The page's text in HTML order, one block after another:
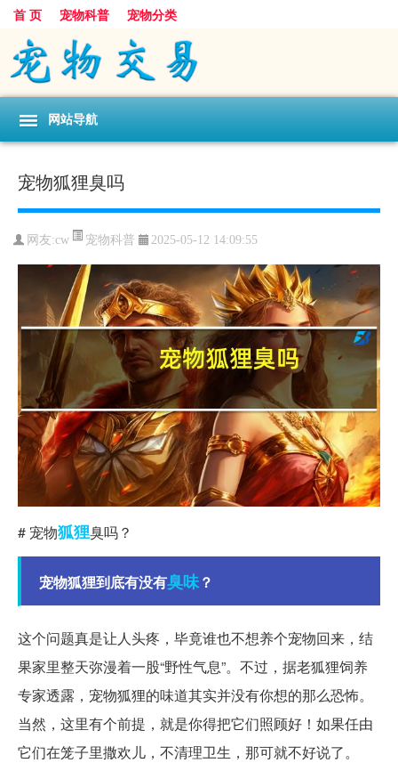
首 页 宠物科普 宠物分类
网站导航
宠物狐狸臭吗
网友:cw 宠物科普 2025-05-12 14:09:55
# 宠物狐狸臭吗？
宠物狐狸到底有没有臭味？
这个问题真是让人头疼，毕竟谁也不想养个宠物回来，结
果家里整天弥漫着一股“野性气息”。不过，据老狐狸饲养
专家透露，宠物狐狸的味道其实并没有你想的那么恐怖。
当然，这里有个前提，就是你得把它们照顾好！如果任由
它们在笼子里撒欢儿，不清理卫生，那可就不好说了。